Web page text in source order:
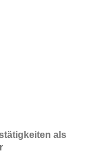
als